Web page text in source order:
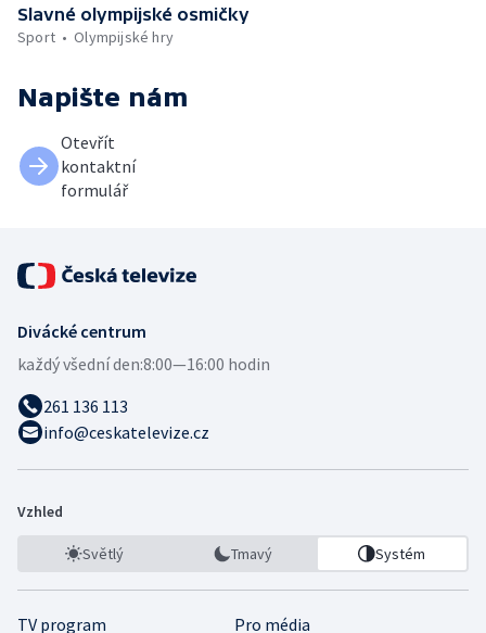
Slavné olympijské osmičky
Sport
Olympijské hry
Napište nám
Otevřít
kontaktní
formulář
Divácké centrum
každý všední den:8:00—16:00 hodin
261 136 113
info@ceskatelevize.cz
Vzhled
Světlý Tmavý Systém
TV program Pro média